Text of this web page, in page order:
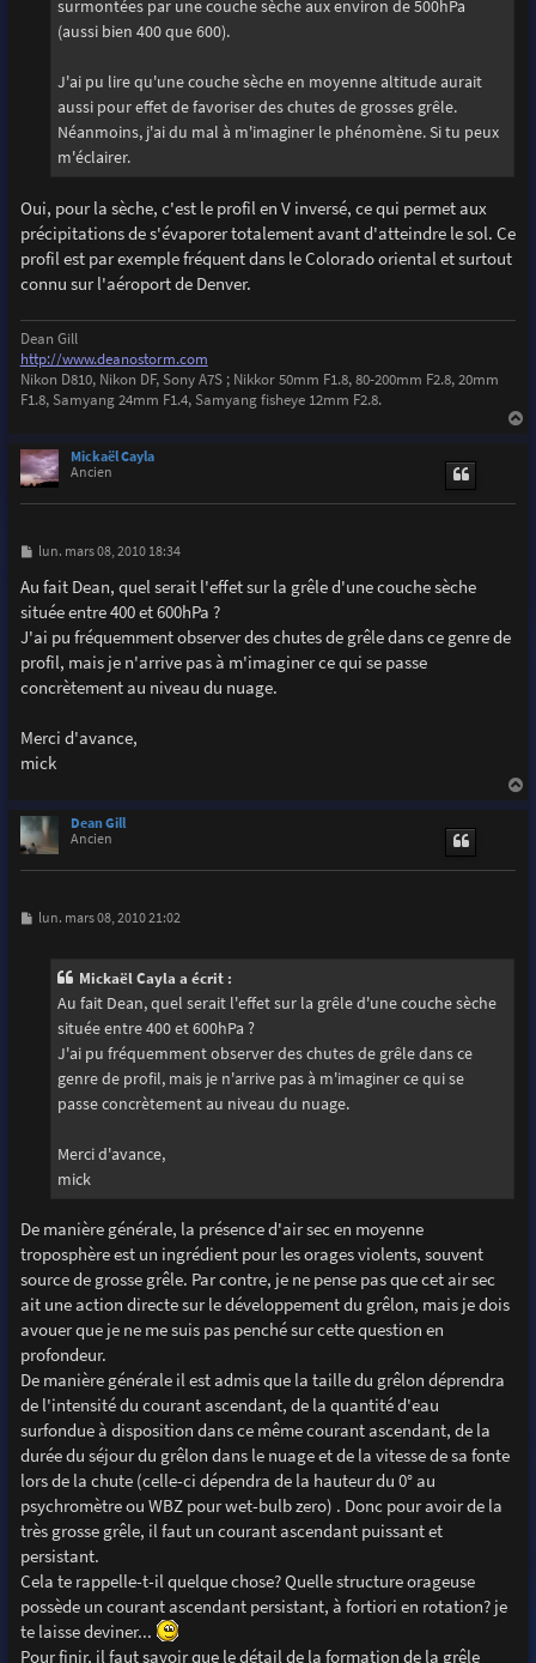
surmontées par une couche sèche aux environ de 500hPa
(aussi bien 400 que 600).
J'ai pu lire qu'une couche sèche en moyenne altitude aurait
aussi pour effet de favoriser des chutes de grosses grêle.
Néanmoins, j'ai du mal à m'imaginer le phénomène. Si tu peux
m'éclairer.
Oui, pour la sèche, c'est le profil en V inversé, ce qui permet aux
précipitations de s'évaporer totalement avant d'atteindre le sol. Ce
profil est par exemple fréquent dans le Colorado oriental et surtout
connu sur l'aéroport de Denver.
Dean Gill
http://www.deanostorm.com
Nikon D810, Nikon DF, Sony A7S ; Nikkor 50mm F1.8, 80-200mm F2.8, 20mm
F1.8, Samyang 24mm F1.4, Samyang fisheye 12mm F2.8.
Mickaël Cayla
Ancien
M
s
s
a
e
lun. mars 08, 2010 18:34
Au fait Dean, quel serait l'effet sur la grêle d'une couche sèche
située entre 400 et 600hPa ?
J'ai pu fréquemment observer des chutes de grêle dans ce genre de
profil, mais je n'arrive pas à m'imaginer ce qui se passe
concrètement au niveau du nuage.
Merci d'avance,
mick
Dean Gill
Ancien
M
lun. mars 08, 2010 21:02
Mickaël Cayla a écrit :
Au fait Dean, quel serait l'effet sur la grêle d'une couche sèche
située entre 400 et 600hPa ?
J'ai pu fréquemment observer des chutes de grêle dans ce
genre de profil, mais je n'arrive pas à m'imaginer ce qui se
passe concrètement au niveau du nuage.
Merci d'avance,
mick
De manière générale, la présence d'air sec en moyenne
troposphère est un ingrédient pour les orages violents, souvent
source de grosse grêle. Par contre, je ne pense pas que cet air sec
ait une action directe sur le développement du grêlon, mais je dois
avouer que je ne me suis pas penché sur cette question en
profondeur.
De manière générale il est admis que la taille du grêlon déprendra
de l'intensité du courant ascendant, de la quantité d'eau
surfondue à disposition dans ce même courant ascendant, de la
durée du séjour du grêlon dans le nuage et de la vitesse de sa fonte
lors de la chute (celle-ci dépendra de la hauteur du 0° au
psychromètre ou WBZ pour wet-bulb zero) . Donc pour avoir de la
très grosse grêle, il faut un courant ascendant puissant et
persistant.
Cela te rappelle-t-il quelque chose? Quelle structure orageuse
possède un courant ascendant persistant, à fortiori en rotation? je
te laisse deviner...
Pour finir, il faut savoir que le détail de la formation de la grêle